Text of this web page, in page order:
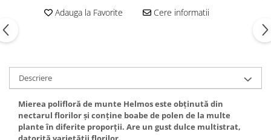
Adauga la Favorite Cere informatii
Descriere
Mierea polifloră de munte Helmos este obținută din
nectarul florilor și conține boabe de polen de la multe
plante în diferite proporții. Are un gust dulce multistrat,